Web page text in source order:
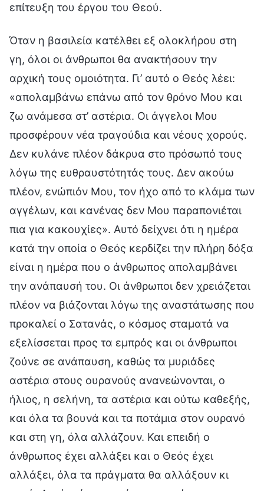
επίτευξη του έργου του Θεού.
Όταν η βασιλεία κατέλθει εξ ολοκλήρου στη
γη, όλοι οι άνθρωποι θα ανακτήσουν την
αρχική τους ομοιότητα. Γι’ αυτό ο Θεός λέει:
«απολαμβάνω επάνω από τον θρόνο Μου και
ζω ανάμεσα στ’ αστέρια. Οι άγγελοι Μου
προσφέρουν νέα τραγούδια και νέους χορούς.
Δεν κυλάνε πλέον δάκρυα στο πρόσωπό τους
λόγω της ευθραυστότητάς τους. Δεν ακούω
πλέον, ενώπιόν Μου, τον ήχο από το κλάμα των
αγγέλων, και κανένας δεν Μου παραπονιέται
πια για κακουχίες». Αυτό δείχνει ότι η ημέρα
κατά την οποία ο Θεός κερδίζει την πλήρη δόξα
είναι η ημέρα που ο άνθρωπος απολαμβάνει
την ανάπαυσή του. Οι άνθρωποι δεν χρειάζεται
πλέον να βιάζονται λόγω της αναστάτωσης που
προκαλεί ο Σατανάς, ο κόσμος σταματά να
εξελίσσεται προς τα εμπρός και οι άνθρωποι
ζούνε σε ανάπαυση, καθώς τα μυριάδες
αστέρια στους ουρανούς ανανεώνονται, ο
ήλιος, η σελήνη, τα αστέρια και ούτω καθεξής,
και όλα τα βουνά και τα ποτάμια στον ουρανό
και στη γη, όλα αλλάζουν. Και επειδή ο
άνθρωπος έχει αλλάξει και ο Θεός έχει
αλλάξει, όλα τα πράγματα θα αλλάξουν κι